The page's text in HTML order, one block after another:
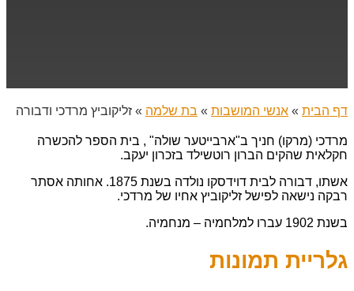
דף הבית » אנשי המושבות » בת שלמה » זליקוביץ מרדכי ודבורה
מרדכי (מרקו) חניך ב"ארבייטער שולה" , בית הספר להכשרה
חקלאית שהקים הברון רוטשילד בזכרון יעקב.
אשתו, דבורה לבית דוידסקו נולדה בשנת 1875. אחותה אסתר
רבקה נישאה לפישל זליקוביץ אחיו של מרדכי.
בשנת 1902 עברו למלחמיה – מנחמיה.
גלריית תמונות